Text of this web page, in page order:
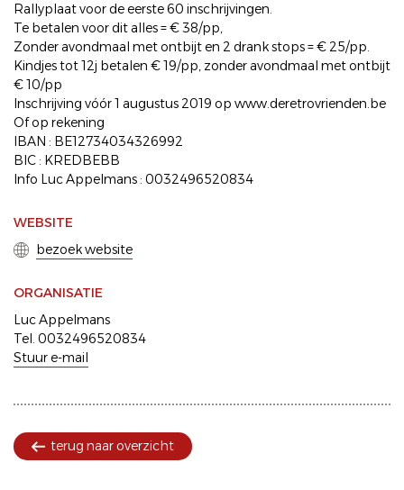
Rallyplaat voor de eerste 60 inschrijvingen.
Te betalen voor dit alles = € 38/pp,
Zonder avondmaal met ontbijt en 2 drank stops = € 25/pp.
Kindjes tot 12j betalen € 19/pp, zonder avondmaal met ontbijt
€ 10/pp
Inschrijving vóór 1 augustus 2019 op www.deretrovrienden.be
Of op rekening
IBAN : BE12734034326992
BIC : KREDBEBB
Info Luc Appelmans : 0032496520834
WEBSITE
bezoek website
ORGANISATIE
Luc Appelmans
Tel. 0032496520834
Stuur e-mail
terug naar overzicht